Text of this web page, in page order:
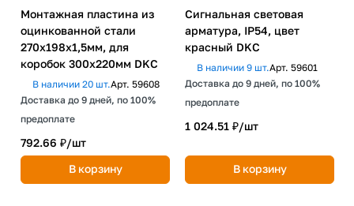
Монтажная пластина из
оцинкованной стали
270х198х1,5мм, для
коробок 300х220мм DKC
В наличии 20 шт.Арт. 59608
Доставка до 9 дней, по 100%
предоплате
792.66 ₽/шт
В корзину
Сигнальная световая
арматура, IP54, цвет
красный DKC
В наличии 9 шт.Арт. 59601
Доставка до 9 дней, по 100%
предоплате
1 024.51 ₽/шт
В корзину